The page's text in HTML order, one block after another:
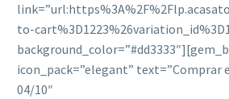
to-
icon_pack=”elegant” text=”Comprar
04/10″